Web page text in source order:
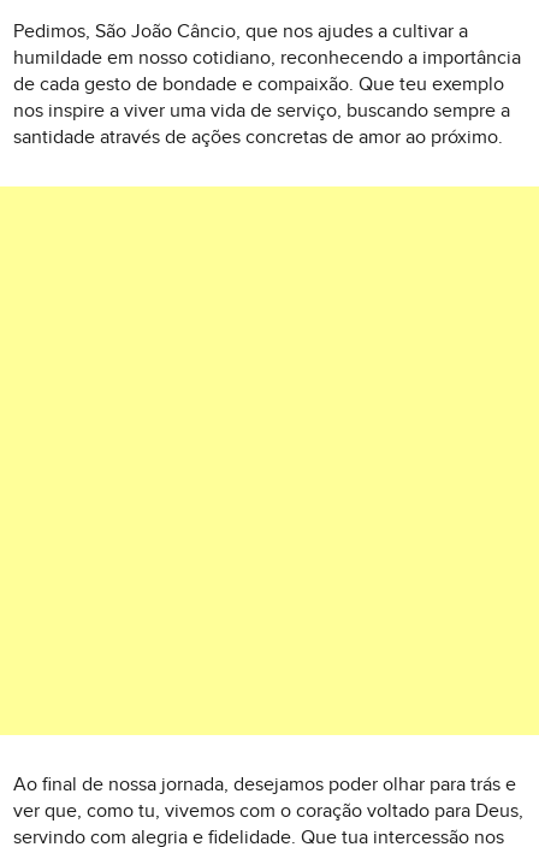
Pedimos, São João Câncio, que nos ajudes a cultivar a
humildade em nosso cotidiano, reconhecendo a importância
de cada gesto de bondade e compaixão. Que teu exemplo
nos inspire a viver uma vida de serviço, buscando sempre a
santidade através de ações concretas de amor ao próximo.
Ao final de nossa jornada, desejamos poder olhar para trás e
ver que, como tu, vivemos com o coração voltado para Deus,
servindo com alegria e fidelidade. Que tua intercessão nos